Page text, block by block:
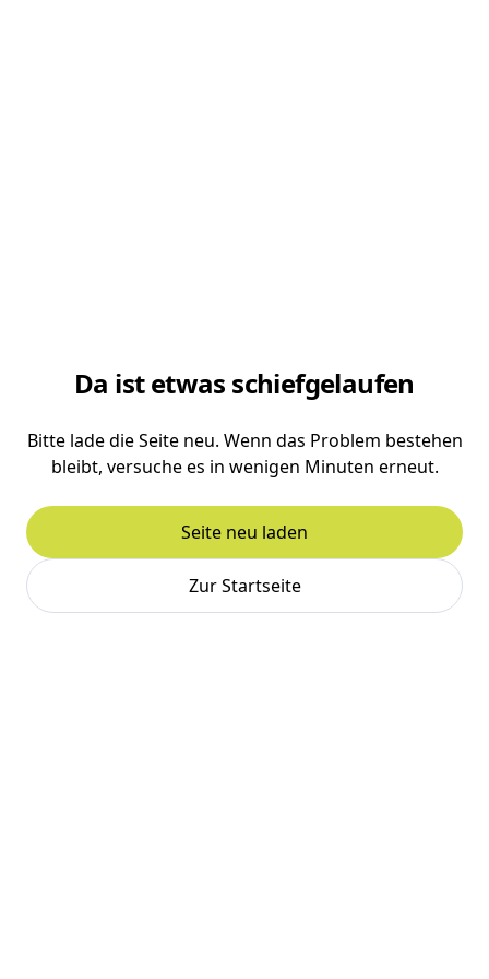
Da ist etwas schiefgelaufen
Bitte lade die Seite neu. Wenn das Problem bestehen
bleibt, versuche es in wenigen Minuten erneut.
Seite neu laden
Zur Startseite